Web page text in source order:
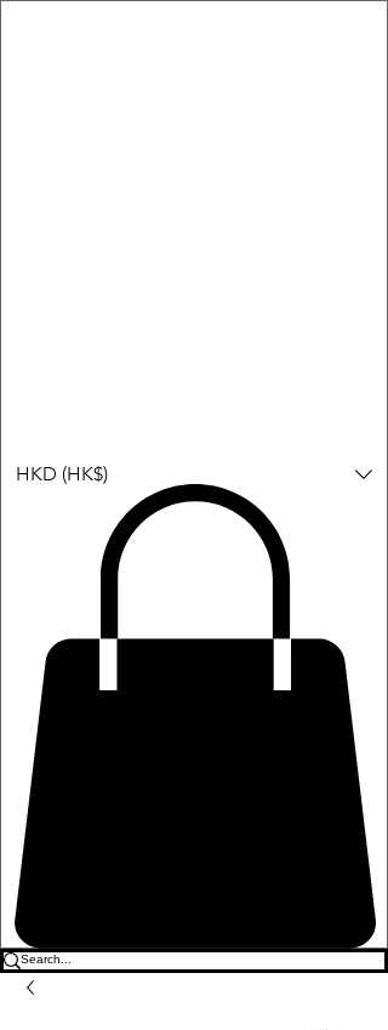
HKD (HK$)